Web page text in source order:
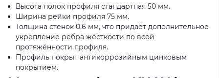
Высота полок профиля стандартная 50 мм.
Ширина рейки профиля 75 мм.
Толщина стенок 0,6 мм, что придаёт дополнительное
укрепление ребра жёсткости по всей
протяжённости профиля.
Профиль покрыт антикоррозийным цинковым
покрытием.